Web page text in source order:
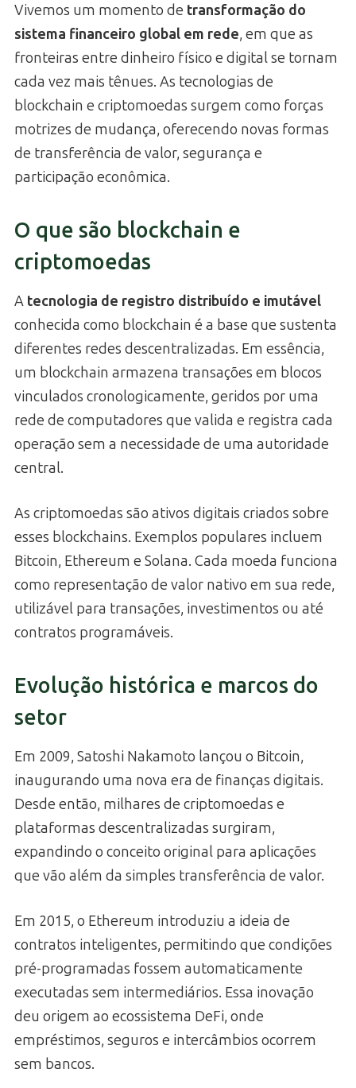
Vivemos um momento de transformação do
sistema financeiro global em rede, em que as
fronteiras entre dinheiro físico e digital se tornam
cada vez mais tênues. As tecnologias de
blockchain e criptomoedas surgem como forças
motrizes de mudança, oferecendo novas formas
de transferência de valor, segurança e
participação econômica.
O que são blockchain e
criptomoedas
A tecnologia de registro distribuído e imutável
conhecida como blockchain é a base que sustenta
diferentes redes descentralizadas. Em essência,
um blockchain armazena transações em blocos
vinculados cronologicamente, geridos por uma
rede de computadores que valida e registra cada
operação sem a necessidade de uma autoridade
central.
As criptomoedas são ativos digitais criados sobre
esses blockchains. Exemplos populares incluem
Bitcoin, Ethereum e Solana. Cada moeda funciona
como representação de valor nativo em sua rede,
utilizável para transações, investimentos ou até
contratos programáveis.
Evolução histórica e marcos do
setor
Em 2009, Satoshi Nakamoto lançou o Bitcoin,
inaugurando uma nova era de finanças digitais.
Desde então, milhares de criptomoedas e
plataformas descentralizadas surgiram,
expandindo o conceito original para aplicações
que vão além da simples transferência de valor.
Em 2015, o Ethereum introduziu a ideia de
contratos inteligentes, permitindo que condições
pré-programadas fossem automaticamente
executadas sem intermediários. Essa inovação
deu origem ao ecossistema DeFi, onde
empréstimos, seguros e intercâmbios ocorrem
sem bancos.